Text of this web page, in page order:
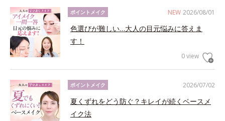
NEW 2026/08/01
ポイントメイク
色選びが難しい…大人の目元悩みに答えま
す！
0 view
2026/07/02
ポイントメイク
夏くずれをどう防ぐ？キレイが続くベースメ
イク法